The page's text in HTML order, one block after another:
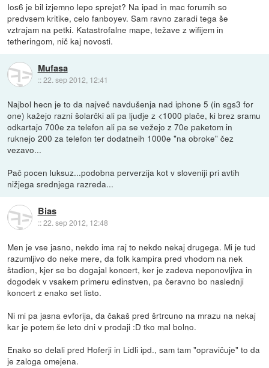
Ios6 je bil izjemno lepo sprejet? Na ipad in mac forumih so
predvsem kritike, celo fanboyev. Sam ravno zaradi tega še
vztrajam na petki. Katastrofalne mape, težave z wifijem in
tetheringom, nič kaj novosti.
Mufasa
::22. sep 2012, 12:41
Najbol hecn je to da največ navdušenja nad iphone 5 (in sgs3 for
one) kažejo razni šolarčki ali pa ljudje z <1000 plače, ki brez sramu
odkartajo 700e za telefon ali pa se vežejo z 70e paketom in
ruknejo 200 za telefon ter dodatneih 1000e "na obroke" čez
vezavo...
Pač pocen luksuz...podobna perverzija kot v sloveniji pri avtih
nižjega srednjega razreda...
Bias
::22. sep 2012, 12:48
Men je vse jasno, nekdo ima raj to nekdo nekaj drugega. Mi je tud
razumljivo do neke mere, da folk kampira pred vhodom na nek
štadion, kjer se bo dogajal koncert, ker je zadeva neponovljiva in
dogodek v vsakem primeru edinstven, pa čeravno bo naslednji
koncert z enako set listo.
Ni mi pa jasna evforija, da čakaš pred šrtrcuno na mrazu na nekaj
kar je potem še leto dni v prodaji :D tko mal bolno.
Enako so delali pred Hoferji in Lidli ipd., sam tam "opravičuje" to da
je zaloga omejena.